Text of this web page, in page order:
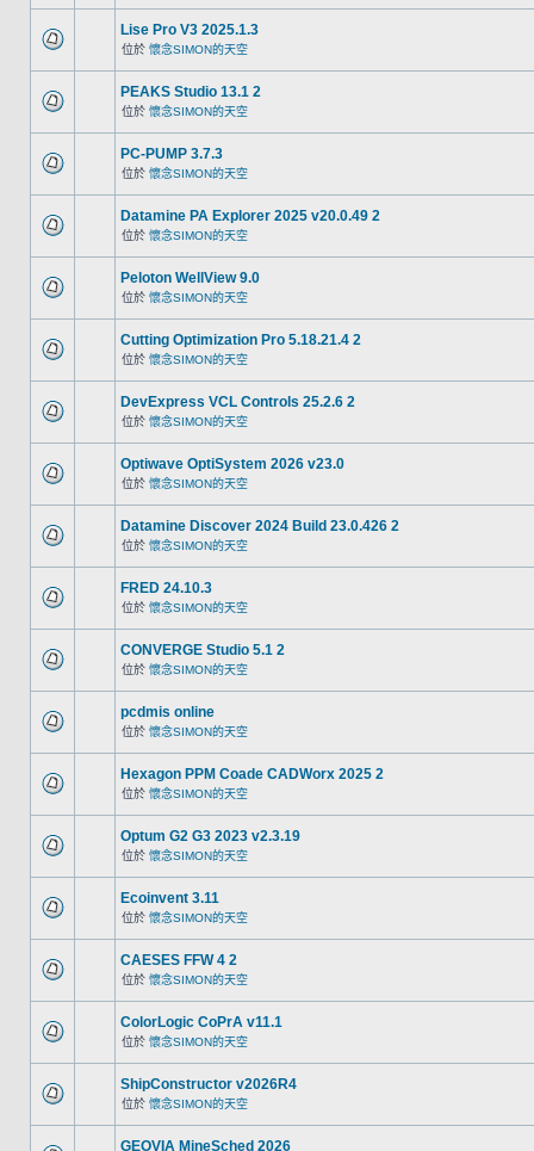
Lise Pro V3 2025.1.3
位於 懷念SIMON的天空
PEAKS Studio 13.1 2
位於 懷念SIMON的天空
PC-PUMP 3.7.3
位於 懷念SIMON的天空
Datamine PA Explorer 2025 v20.0.49 2
位於 懷念SIMON的天空
Peloton WellView 9.0
位於 懷念SIMON的天空
Cutting Optimization Pro 5.18.21.4 2
位於 懷念SIMON的天空
DevExpress VCL Controls 25.2.6 2
位於 懷念SIMON的天空
Optiwave OptiSystem 2026 v23.0
位於 懷念SIMON的天空
Datamine Discover 2024 Build 23.0.426 2
位於 懷念SIMON的天空
FRED 24.10.3
位於 懷念SIMON的天空
CONVERGE Studio 5.1 2
位於 懷念SIMON的天空
pcdmis online
位於 懷念SIMON的天空
Hexagon PPM Coade CADWorx 2025 2
位於 懷念SIMON的天空
Optum G2 G3 2023 v2.3.19
位於 懷念SIMON的天空
Ecoinvent 3.11
位於 懷念SIMON的天空
CAESES FFW 4 2
位於 懷念SIMON的天空
ColorLogic CoPrA v11.1
位於 懷念SIMON的天空
ShipConstructor v2026R4
位於 懷念SIMON的天空
GEOVIA MineSched 2026